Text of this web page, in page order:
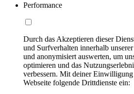
Performance
Durch das Akzeptieren dieser
und Surfverhalten innerhalb
und anonymisiert auswerten, um
optimieren und das
verbessern. Mit deiner
Webseite folgende Drittdienste ein: